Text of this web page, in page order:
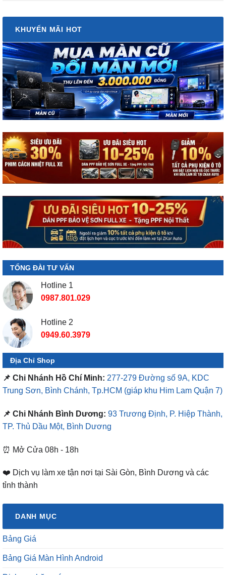
KHUYẾN MÃI HOT
TỔNG ĐÀI TƯ VẤN
Hotline 1
0987.801.029
Hotline 2
0949.60.3979
Địa Chỉ Shop
📌 Chi Nhánh Hồ Chí Minh: 277-279 Đường số 9A, KDC
Trung Sơn, Bình Chánh, Tp.HCM (giáp khu Him Lam Quận 7)
📌 Chi Nhánh Bình Dương: 93 Trương Định, P. Hiệp Thành,
TP. Thủ Dầu Một, Bình Dương
⏰ Mở Cửa 08h - 18h
❤️ Dịch vụ làm xe tận nơi tại Sài Gòn, Bình Dương và các
tỉnh thành
DANH MỤC
Bảng Giá
Bảng Giá Màn Hình Android